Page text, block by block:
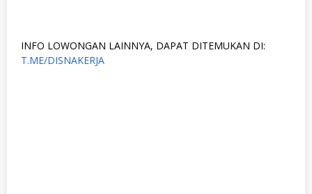
INFO LOWONGAN LAINNYA, DAPAT DITEMUKAN DI:
T.ME/DISNAKERJA